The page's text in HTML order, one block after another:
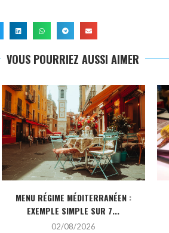
VOUS POURRIEZ AUSSI AIMER
MENU RÉGIME MÉDITERRANÉEN :
EXEMPLE SIMPLE SUR 7...
02/08/2026